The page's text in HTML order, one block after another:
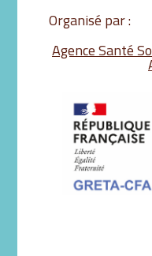
Organisé par :
Agence Santé